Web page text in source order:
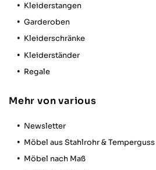
Kleiderstangen
Garderoben
Kleiderschränke
Kleiderständer
Regale
Mehr von various
Newsletter
Möbel aus Stahlrohr & Temperguss
Möbel nach Maß